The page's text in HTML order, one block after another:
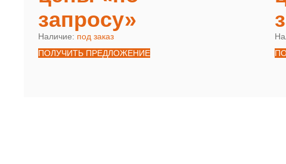
запросу»
Наличие: под заказ
ПОЛУЧИТЬ ПРЕДЛОЖЕНИЕ